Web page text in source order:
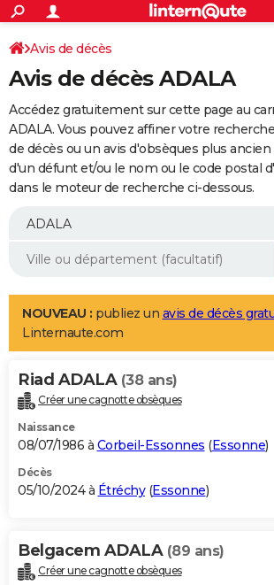
ACTUALITÉS
Politique
Société
Faits Divers
Education
Monde
Villes
+
SPORT
Coupe du monde 2026
Football
Tennis
Cyclisme
Rugby
Forum
Programme TV
TNT
Streaming
Cinéma
Sorties cinéma
Musique
+
FINANCE
Retraite
Impôts
Epargne
Immobilier
Risques naturels par ville
Banque
Assurance
Crédit
AUTO
Essais
Réserver un essai
Citadines
Berlines
SUV
Forum auto
+
Mobiles
Meilleur smartphone
Internet
Ordinateurs
Jeux vidéo
Guide high-tech
Aménagement intérieur
LIFESTYLE
Art de vivre
Bien-être
Loisirs
Mode
Modes de vie
Alimentation
Guide de la santé
Maladies
Médicaments
Sommeil
VOYAGE
Destinations
City break
Voyage nature
Voyage de noces
Forum
Climat
+PHOTO
GUIDES D'ACHAT
BONS PLANS
Carte de Noël
Carte Bonne année
Carte Saint-Valentin
Carte Pâques
Carte d'anniversaire
DICTIONNAIRE
Avis de décès
Avis de décès ADALA
Accédez gratuitement sur cette page au
ADALA. Vous pouvez affiner votre
de décès ou un avis d'obsèques plus
d'un défunt et/ou le nom ou le code postal
dans le moteur de recherche ci-dessous.
NOUVEAU : publiez un avis de décès
Linternaute.com
Riad ADALA (38 ans)
Créer une cagnotte obsèques
Naissance
08/07/1986 à Corbeil-Essonnes (Essonne)
Décès
05/10/2024 à Étréchy(Essonne)
Belgacem ADALA (89 ans)
Créer une cagnotte obsèques